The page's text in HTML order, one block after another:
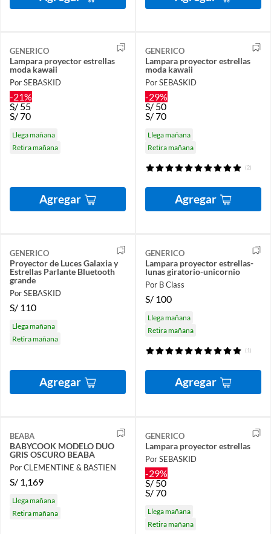
GENERICO
Lampara proyector estrellas
moda kawaii
Por SEBASKID
-21%
S/55
S/70
Llega mañana
Retira mañana
Agregar
GENERICO
Lampara proyector estrellas
moda kawaii
Por SEBASKID
-29%
S/50
S/70
Llega mañana
Retira mañana
(2)
Agregar
GENERICO
Proyector de Luces Galaxia y
Estrellas Parlante Bluetooth
grande
Por SEBASKID
S/ 110
Llega mañana
Retira mañana
Agregar
GENERICO
Lampara proyector estrellas-
lunas giratorio-unicornio
Por B Class
S/ 100
Llega mañana
Retira mañana
(1)
Agregar
BEABA
BABYCOOK MODELO DUO
GRIS OSCURO BEABA
Por CLEMENTINE & BASTIEN
S/ 1,169
Llega mañana
Retira mañana
GENERICO
Lampara proyector estrellas
Por SEBASKID
-29%
S/ 50
S/70
Llega mañana
Retira mañana